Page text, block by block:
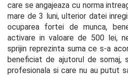
care se angajeaza cu norma
mare de 3 luni, ulterior datei
ocuparea fortei de munca,
activare in valoare de 500 lei,
sprijin reprezinta suma ce s-a
beneficiat de ajutorul de somaj,
profesionala si care nu au putut